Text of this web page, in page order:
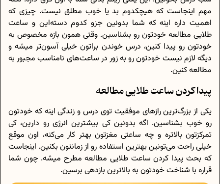
مهم اینجاست که هیچکدوم بد یا خوب مطلق نیست. چیزی که
اهمیت داره اینه که شما بدونین جزو کدوم دسته‌این و ساعت
طلایی مطالعه خودتون رو بشناسین. وقتی همون بازه مخصوص به
خودتون رو پیدا کنین، درس خوندن براتون خیلی آسون‌تر میشه و
دیگه لازم نیست خودتون رو به زور در ساعت‌های نامناسب مجبور به
مطالعه کنین.
پیدا کردن ساعت طلایی مطالعه
یکی از بزرگ‌ترین رازهای موفقیت توی درس و زندگی اینه که خودتون
رو خوب بشناسین. اگه بدونین کی بیشترین انرژی رو دارین، کی
تمرکزتون بالاتره و چه ساعتی مغزتون بهتر کار می‌کنه، اون موقع
خیلی راحت می‌تونین بهترین استفاده رو از زمانتون بکنین. اینجاست
که بحث پیدا کردن ساعت طلایی مطالعه مطرح میشه. چون شما
قراره با شناخت خودتون به بالاترین بازدهی برسین.